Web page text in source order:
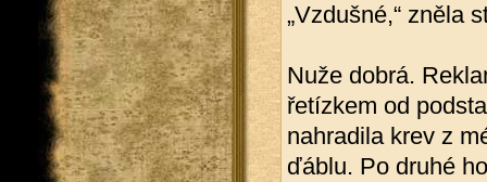
„Vzdušné,“ zněla
Nuže dobrá.
řetízkem od
nahradila krev z
ďáblu. Po druhé